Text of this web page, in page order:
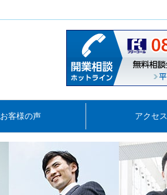
お客様の声 アクセス